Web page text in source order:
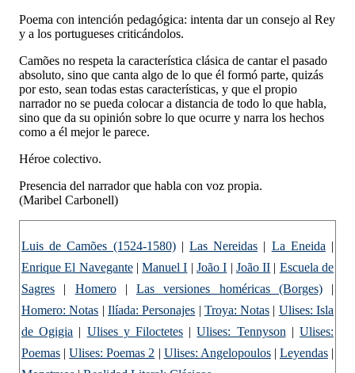
Poema con intención pedagógica: intenta dar un consejo al Rey
y a los portugueses criticándolos.
Camões no respeta la característica clásica de cantar el pasado
absoluto, sino que canta algo de lo que él formó parte, quizás
por esto, sean todas estas características, y que el propio
narrador no se pueda colocar a distancia de todo lo que habla,
sino que da su opinión sobre lo que ocurre y narra los hechos
como a él mejor le parece.
Héroe colectivo.
Presencia del narrador que habla con voz propia.
(Maribel Carbonell)
Luis de Camões (1524-1580)|Las Nereidas | La Eneida |
Enrique El Navegante|Manuel I |João I | João II | Escuela de
Sagres | Homero| Las versiones homéricas (Borges)|
Homero: Notas | Ilíada: Personajes | Troya: Notas | Ulises: Isla
de Ogigia | Ulises y Filoctetes |Ulises: Tennyson |Ulises:
Poemas |Ulises: Poemas 2 | Ulises: Angelopoulos| Leyendas|